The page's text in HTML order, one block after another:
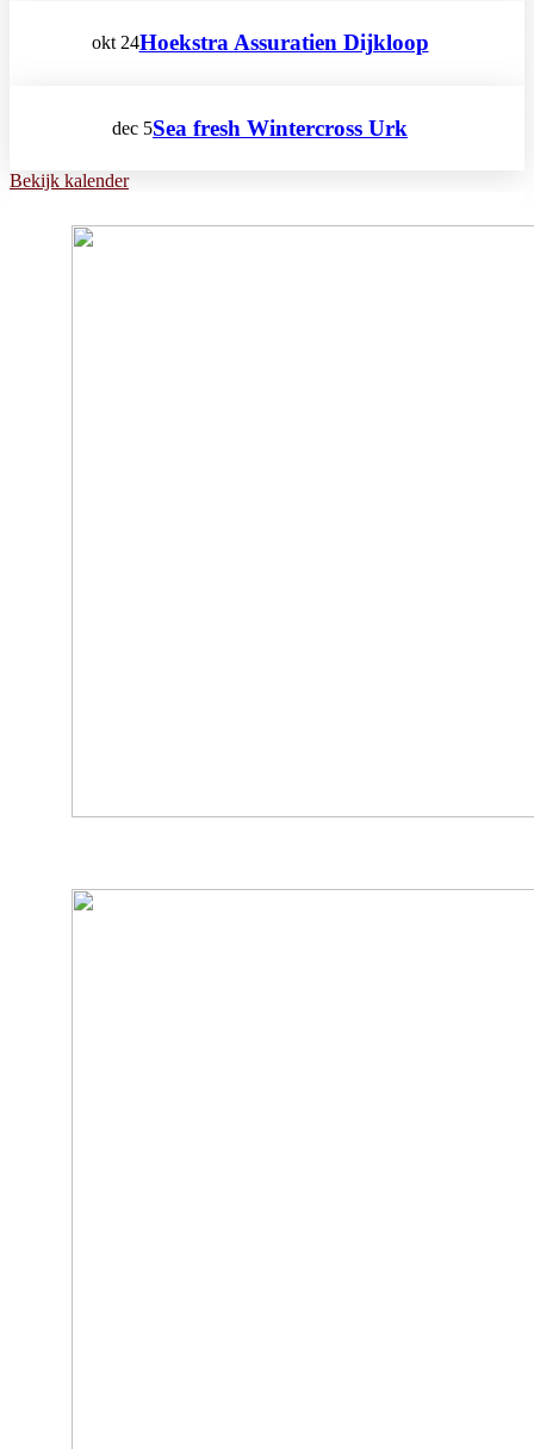
okt 24Hoekstra Assuratien Dijkloop
dec 5Sea fresh Wintercross Urk
Bekijk kalender